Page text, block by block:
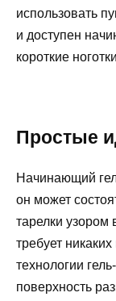
использовать
и доступен
короткие
Простые
Начинающий
он может
тарелки узором
требует
технологии
поверхность